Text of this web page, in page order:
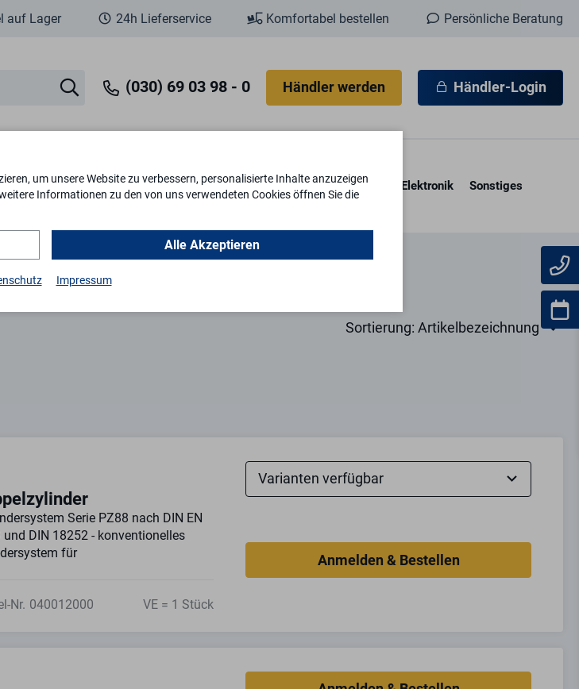
auf Lager 24h Lieferservice Komfortabel bestellen Persönliche Beratung
(030) 69 03 98 - 0 Händler werden Händler-Login
Schlösser & Zylinder Briefkästen Tresore & Kassetten Schlüssel Elektronik Sonstiges
Serie PZ88 nach DIN EN
und DIN 18252 - konventionelles
für
Nr. 040012000 VE = 1 Stück
um unsere Website zu verbessern, personalisierte Inhalte anzuzeigen
Informationen zu den von uns verwendeten Cookies öffnen Sie die
Alle Akzeptieren
Impressum